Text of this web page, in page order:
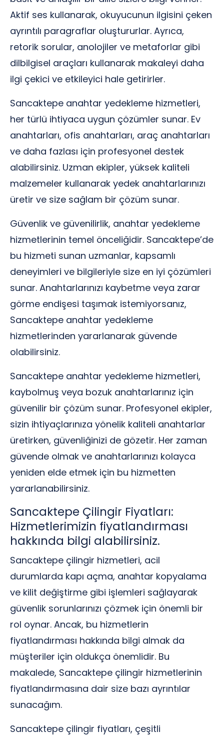
Aktif ses kullanarak, okuyucunun ilgisini çeken
ayrıntılı paragraflar oluştururlar. Ayrıca,
retorik sorular, anolojiler ve metaforlar gibi
dilbilgisel araçları kullanarak makaleyi daha
ilgi çekici ve etkileyici hale getirirler.
Sancaktepe anahtar yedekleme hizmetleri,
her türlü ihtiyaca uygun çözümler sunar. Ev
anahtarları, ofis anahtarları, araç anahtarları
ve daha fazlası için profesyonel destek
alabilirsiniz. Uzman ekipler, yüksek kaliteli
malzemeler kullanarak yedek anahtarlarınızı
üretir ve size sağlam bir çözüm sunar.
Güvenlik ve güvenilirlik, anahtar yedekleme
hizmetlerinin temel önceliğidir. Sancaktepe’de
bu hizmeti sunan uzmanlar, kapsamlı
deneyimleri ve bilgileriyle size en iyi çözümleri
sunar. Anahtarlarınızı kaybetme veya zarar
görme endişesi taşımak istemiyorsanız,
Sancaktepe anahtar yedekleme
hizmetlerinden yararlanarak güvende
olabilirsiniz.
Sancaktepe anahtar yedekleme hizmetleri,
kaybolmuş veya bozuk anahtarlarınız için
güvenilir bir çözüm sunar. Profesyonel ekipler,
sizin ihtiyaçlarınıza yönelik kaliteli anahtarlar
üretirken, güvenliğinizi de gözetir. Her zaman
güvende olmak ve anahtarlarınızı kolayca
yeniden elde etmek için bu hizmetten
yararlanabilirsiniz.
Sancaktepe Çilingir Fiyatları:
Hizmetlerimizin fiyatlandırması
hakkında bilgi alabilirsiniz.
Sancaktepe çilingir hizmetleri, acil
durumlarda kapı açma, anahtar kopyalama
ve kilit değiştirme gibi işlemleri sağlayarak
güvenlik sorunlarınızı çözmek için önemli bir
rol oynar. Ancak, bu hizmetlerin
fiyatlandırması hakkında bilgi almak da
müşteriler için oldukça önemlidir. Bu
makalede, Sancaktepe çilingir hizmetlerinin
fiyatlandırmasına dair size bazı ayrıntılar
sunacağım.
Sancaktepe çilingir fiyatları, çeşitli